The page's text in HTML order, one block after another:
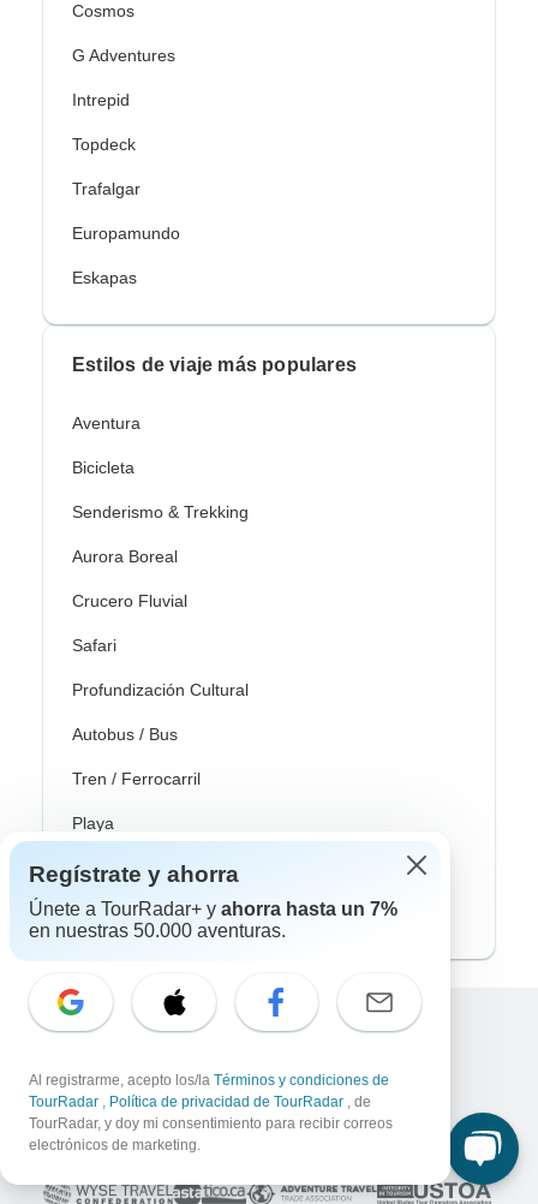
Cosmos
G Adventures
Intrepid
Topdeck
Trafalgar
Europamundo
Eskapas
Estilos de viaje más populares
Aventura
Bicicleta
Senderismo & Trekking
Aurora Boreal
Crucero Fluvial
Safari
Profundización Cultural
Autobus / Bus
Tren / Ferrocarril
Playa
Familia
Private
10,000+reseñas sobre
Asociado a
Regístrate y ahorra
Únete a TourRadar+ y ahorra hasta un 7%
en nuestras 50.000 aventuras.
Al registrarme, acepto los/la Términos y condiciones de
TourRadar , Política de privacidad de TourRadar , de
TourRadar, y doy mi consentimiento para recibir correos
electrónicos de marketing.